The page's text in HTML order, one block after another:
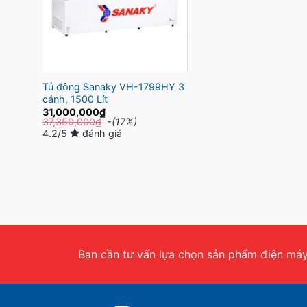
Tủ đông Sanaky VH-1799HY 3
cánh, 1500 Lít
31,000,000₫
37,350,000₫ -(17%)
4.2/5
đánh giá
Bạn cần tư vấn lựa chọn sản phẩm điện